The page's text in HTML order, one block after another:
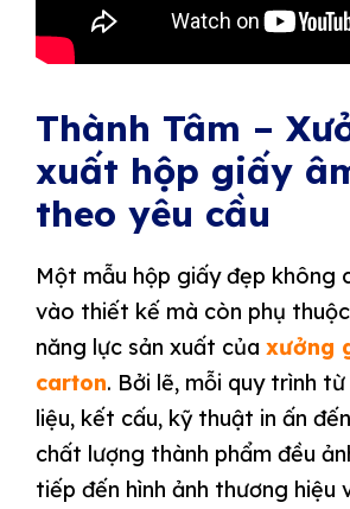
Thành Tâm –
xuất hộp giấy
theo yêu cầu
Một mẫu hộp giấy đẹp không
vào thiết kế mà còn phụ
năng lực sản xuất của xưởng
carton. Bởi lẽ, mỗi quy trình
liệu, kết cấu, kỹ thuật in ấn
chất lượng thành phẩm đều
tiếp đến hình ảnh thương hiệu